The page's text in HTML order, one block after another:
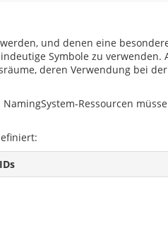
und denen eine
Symbole zu verwenden.
deren Verwendung bei
Ressourcen